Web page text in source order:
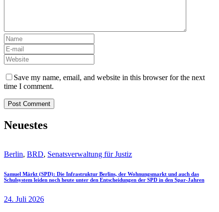
Save my name, email, and website in this browser for the next
time I comment.
Neuestes
Berlin, BRD, Senatsverwaltung für Justiz
Samuel Märkt (SPD): Die Infrastruktur Berlins, der Wohnungsmarkt und auch das
Schulsystem leiden noch heute unter den Entscheidungen der SPD in den Spar-Jahren
24. Juli 2026